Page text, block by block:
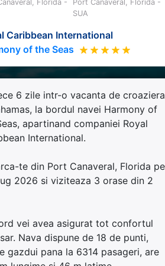
Florida -
Port Canaveral, Florida -
SUA
Caribbean International
of the Seas
6 zile intr-o vacanta de croaziera
la bordul navei Harmony of
apartinand companiei Royal
International.
te din Port Canaveral, Florida pe
2026 si viziteaza 3 orase din 2
vei avea asigurat tot confortul
Nava dispune de 18 de punti,
gazdui pana la 6314 pasageri, are